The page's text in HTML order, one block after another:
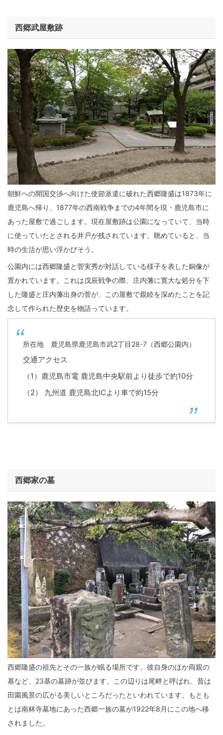
西郷武屋敷跡
朝鮮への開国交渉へ向けた使節派遣に破れた西郷隆盛は1873年に
鹿児島へ帰り、1877年の西南戦争までの4年間を現・鹿児島市に
あった屋敷で過ごします。現在屋敷跡は公園になっていて、当時
に使っていたとされる井戸が残されています。眺めていると、当
時の生活が思い浮かびそう。
公園内には西郷隆盛と菅実秀が対話している様子を表した銅像が
置かれています。これは戊辰戦争の際、庄内藩に寛大な処分を下
した隆盛と庄内藩出身の菅が、この屋敷で親睦を深めたことを記
念して作られた歴史を物語っています。
所在地 鹿児島県鹿児島市武2丁目28-7（西郷公園内）
交通アクセス
（1）鹿児島市電 鹿児島中央駅前より徒歩で約10分
（2） 九州道 鹿児島北ICより車で約15分
西郷家の墓
西郷隆盛の祖先とその一族が眠る場所です。彼自身のほか両親の
基など、23基の墓跡が並びます。この辺りは尾畔と呼ばれ、昔は
田園風景の広がる美しいところだったといわれています。もとも
とは南林寺墓地にあった西郷一族の墓が1922年8月にこの地へ移
されました。